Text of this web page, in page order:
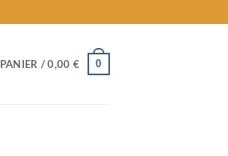
PANIER /0,00 € 0